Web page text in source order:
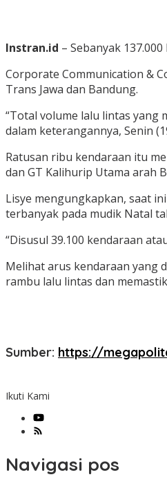
Instran.id – Sebanyak
Corporate Communication &
Trans Jawa dan Bandung.
“Total volume lalu lintas yang
dalam keterangannya, Senin
Ratusan ribu kendaraan itu
dan GT Kalihurip Utama arah
Lisye mengungkapkan, saat
terbanyak pada mudik Natal
“Disusul 39.100 kendaraan
Melihat arus kendaraan yang
rambu lalu lintas dan
Sumber: https://
Ikuti Kami
Navigasi pos